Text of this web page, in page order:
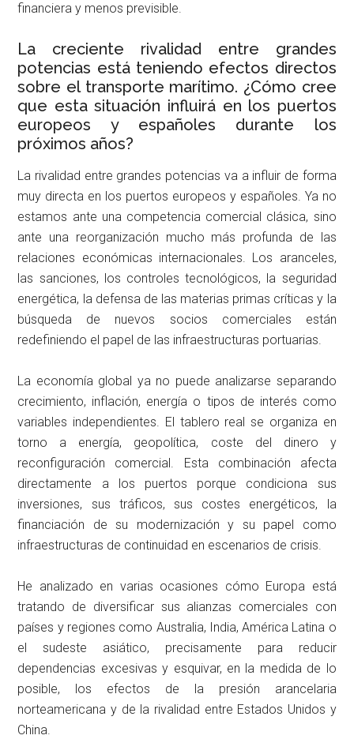
financiera y menos previsible.
La creciente rivalidad entre grandes
potencias está teniendo efectos directos
sobre el transporte marítimo. ¿Cómo cree
que esta situación influirá en los puertos
europeos y españoles durante los
próximos años?
La rivalidad entre grandes potencias va a influir de forma
muy directa en los puertos europeos y españoles. Ya no
estamos ante una competencia comercial clásica, sino
ante una reorganización mucho más profunda de las
relaciones económicas internacionales. Los aranceles,
las sanciones, los controles tecnológicos, la seguridad
energética, la defensa de las materias primas críticas y la
búsqueda de nuevos socios comerciales están
redefiniendo el papel de las infraestructuras portuarias.
La economía global ya no puede analizarse separando
crecimiento, inflación, energía o tipos de interés como
variables independientes. El tablero real se organiza en
torno a energía, geopolítica, coste del dinero y
reconfiguración comercial. Esta combinación afecta
directamente a los puertos porque condiciona sus
inversiones, sus tráficos, sus costes energéticos, la
financiación de su modernización y su papel como
infraestructuras de continuidad en escenarios de crisis.
He analizado en varias ocasiones cómo Europa está
tratando de diversificar sus alianzas comerciales con
países y regiones como Australia, India, América Latina o
el sudeste asiático, precisamente para reducir
dependencias excesivas y esquivar, en la medida de lo
posible, los efectos de la presión arancelaria
norteamericana y de la rivalidad entre Estados Unidos y
China.